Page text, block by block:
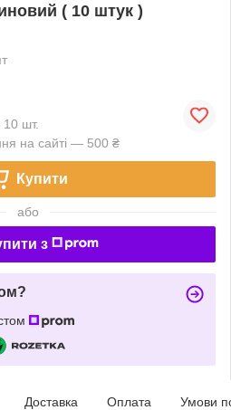
( 10 штук )
шт.
на сайті — 500 ₴
Купити
або
з
Доставка Оплата Умови